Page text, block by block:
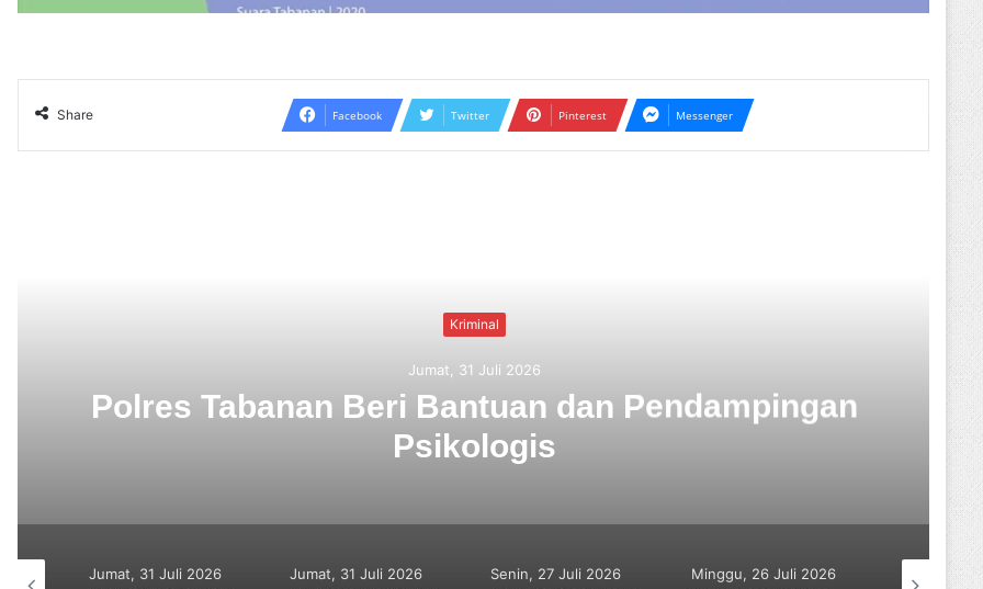
Share Facebook Twitter Pinterest Messenger
Berbekal CCTV, Pelaku Tabrak Lari Terungkap
Jumat, 31 Juli 2026 Senin, 27 Juli 2026 Minggu, 26 Juli 2026 Rabu, 05 Agustus 2026 Jumat, 31